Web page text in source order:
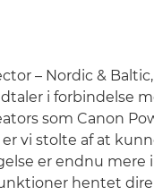
– Nordic &
i forbindelse
som Canon
er vi stolte af at
er endnu mere
hentet